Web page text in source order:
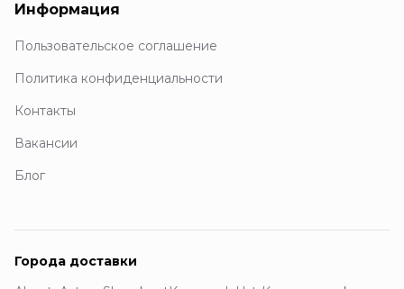
Информация
Пользовательское соглашение
Политика конфиденциальности
Контакты
Вакансии
Блог
Города доставки